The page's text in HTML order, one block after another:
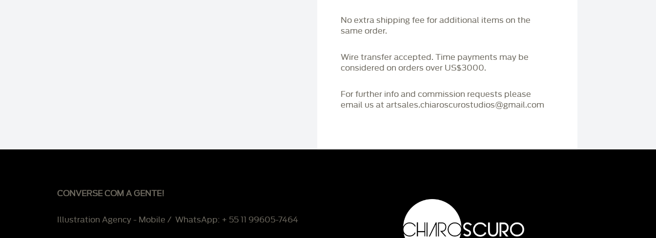
No extra shipping fee for additional items on the
same order.
Wire transfer accepted. Time payments may be
considered on orders over US$3000.
For further info and commission requests please
email us at artsales.chiaroscurostudios@gmail.com
CONVERSE COM A GENTE!
Illustration Agency - Mobile / WhatsApp: + 55 11 99605-7464